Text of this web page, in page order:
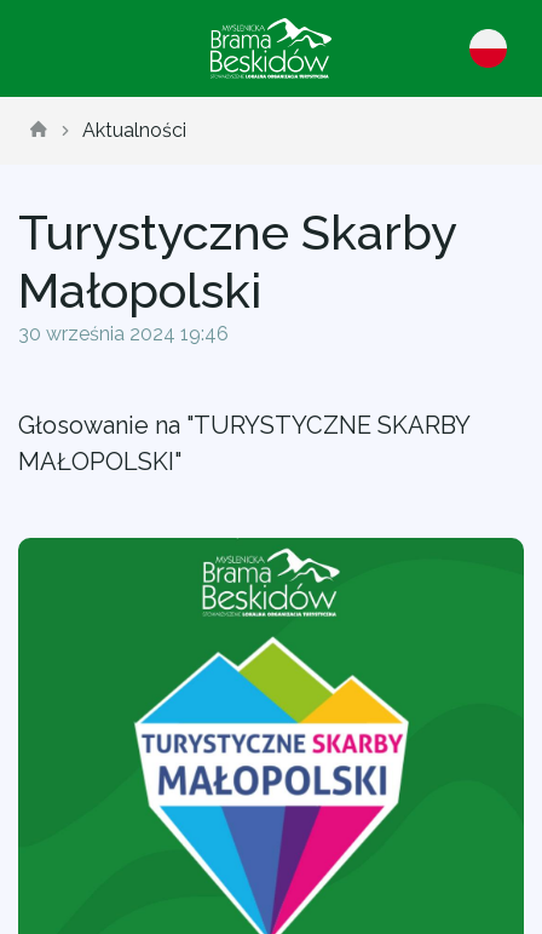
Aktualności
Turystyczne Skarby
Małopolski
30 września 2024 19:46
Głosowanie na "TURYSTYCZNE SKARBY
MAŁOPOLSKI"